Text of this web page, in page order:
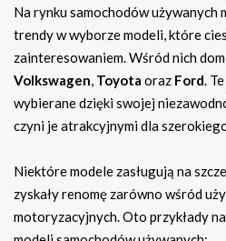
Na rynku samochodów używanych
trendy w wyborze modeli, które
zainteresowaniem. Wśród nich
Volkswagen, Toyota oraz Ford.
wybierane dzięki swojej
czyni je atrakcyjnymi dla
Niektóre modele zasługują na
zyskały renomę zarówno wśród
motoryzacyjnych. Oto przykłady